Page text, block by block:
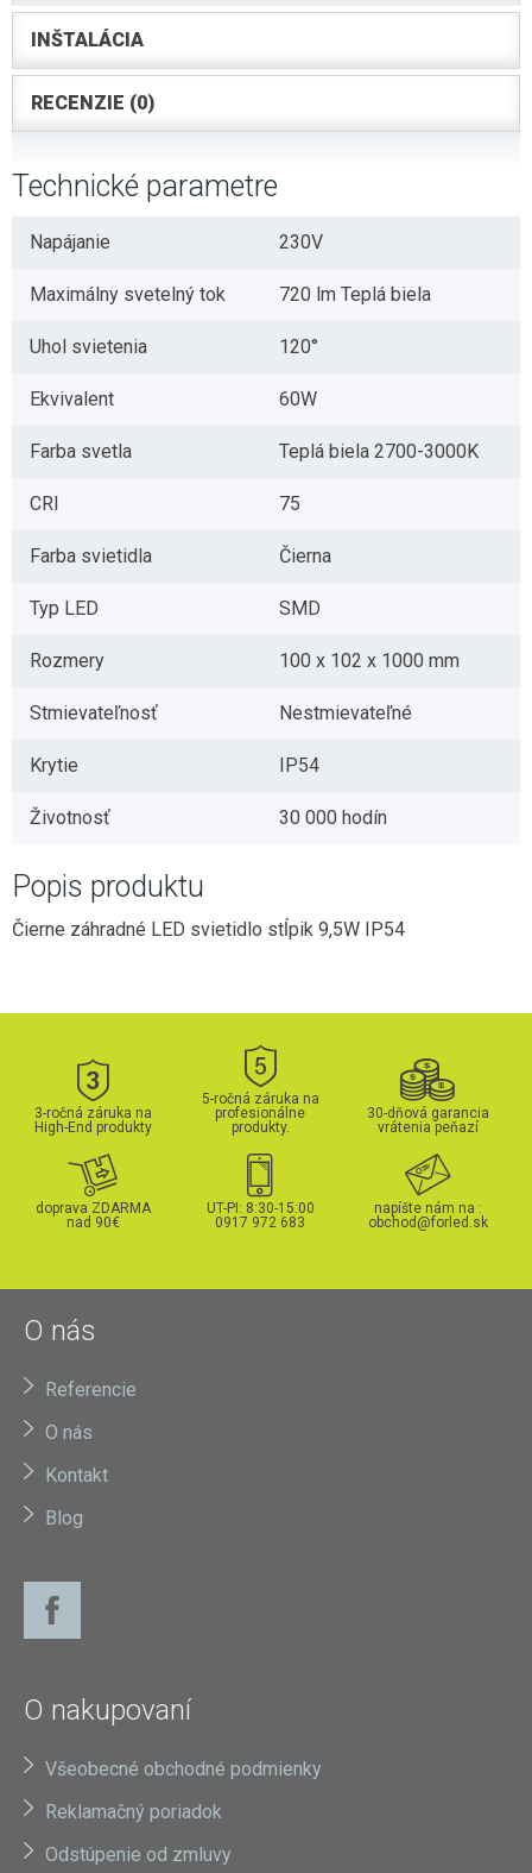
INŠTALÁCIA
RECENZIE (0)
Technické parametre
Napájanie 230V
Maximálny svetelný tok 720 lm Teplá biela
Uhol svietenia 120°
Ekvivalent 60W
Farba svetla Teplá biela 2700-3000K
CRI 75
Farba svietidla Čierna
Typ LED SMD
Rozmery 100 x 102 x 1000 mm
Stmievateľnosť Nestmievateľné
Krytie IP54
Životnosť 30 000 hodín
Popis produktu
Čierne záhradné LED svietidlo stĺpik 9,5W IP54
3-ročná záruka na
High-End produkty
5-ročná záruka na
profesionálne
produkty.
30-dňová garancia
vrátenia peňazí
doprava ZDARMA
nad 90€
UT-PI: 8:30-15:00
0917 972 683
napíšte nám na :
obchod@forled.sk
O nás
Referencie
O nás
Kontakt
Blog
O nakupovaní
Všeobecné obchodné podmienky
Reklamačný poriadok
Odstúpenie od zmluvy